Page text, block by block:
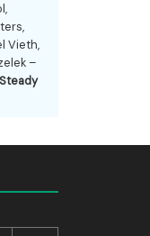
Vieth,
–